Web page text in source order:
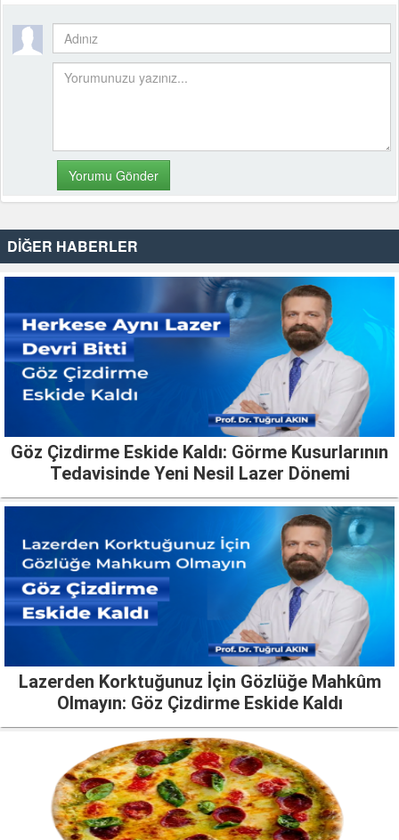
DİĞER HABERLER
Göz Çizdirme Eskide Kaldı: Görme Kusurlarının
Tedavisinde Yeni Nesil Lazer Dönemi
Lazerden Korktuğunuz İçin Gözlüğe Mahkûm
Olmayın: Göz Çizdirme Eskide Kaldı